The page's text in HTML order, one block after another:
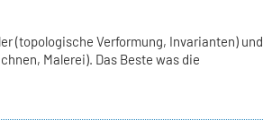
(topologische Verformung, Invarianten) und
Malerei). Das Beste was die